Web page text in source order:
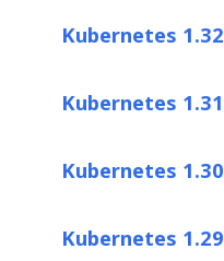
Kubernetes 1.32
Kubernetes 1.31
Kubernetes 1.30
Kubernetes 1.29